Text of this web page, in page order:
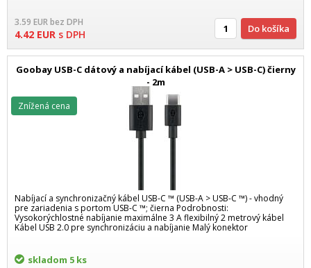
3.59 EURbez DPH
4.42 EUR s DPH Do košíka
Goobay USB-C dátový a nabíjací kábel (USB-A > USB-C) čierny
- 2m
Nabíjací a synchronizačný kábel USB-C ™ (USB-A > USB-C ™) - vhodný
pre zariadenia s portom USB-C ™; čierna Podrobnosti:
Vysokorýchlostné nabíjanie maximálne 3 A flexibilný 2 metrový kábel
Kábel USB 2.0 pre synchronizáciu a nabíjanie Malý konektor
skladom 5 ks
Znížená cena